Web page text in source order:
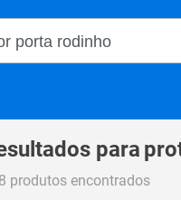
Magalu
para
produtos encontrados